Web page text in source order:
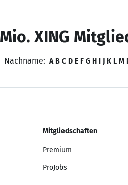
XING
Nachname: A B C D E F G H I J K L M
Mitgliedschaften
Premium
ProJobs